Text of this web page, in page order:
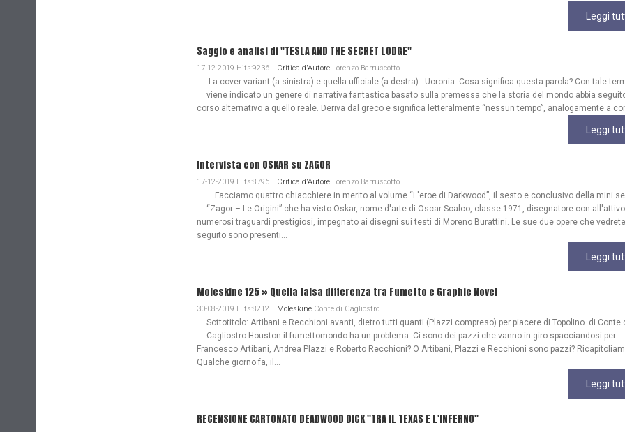
Leggi
Saggio e analisi di "TESLA AND THE SECRET LODGE"
17-12-2019 Hits:9236 Critica d'AutoreLorenzo Barruscotto
La cover variant (a sinistra) e quella ufficiale (a destra) Ucronia. Cosa significa questa parola? Con tale
viene indicato un genere di narrativa fantastica basato sulla premessa che la storia del mondo abbia
corso alternativo a quello reale. Deriva dal greco e significa letteralmente “nessun tempo”, analogamente a
Leggi
Intervista con OSKAR su ZAGOR
17-12-2019 Hits:8796 Critica d'AutoreLorenzo Barruscotto
Facciamo quattro chiacchiere in merito al volume “L'eroe di Darkwood”, il sesto e conclusivo della mini
“Zagor – Le Origini” che ha visto Oskar, nome d'arte di Oscar Scalco, classe 1971, disegnatore con all'attivo
numerosi traguardi prestigiosi, impegnato ai disegni sui testi di Moreno Burattini. Le sue due opere che
seguito sono presenti...
Leggi
Moleskine 125 » Quella falsa differenza tra Fumetto e Graphic Novel
30-08-2019 Hits:8212 MoleskineConte di Cagliostro
Sottotitolo: Artibani e Recchioni avanti, dietro tutti quanti (Plazzi compreso) per piacere di Topolino. di Conte
Cagliostro Houston il fumettomondo ha un problema. Ci sono dei pazzi che vanno in giro spacciandosi per
Francesco Artibani, Andrea Plazzi e Roberto Recchioni? O Artibani, Plazzi e Recchioni sono pazzi?
Qualche giorno fa, il...
Leggi
RECENSIONE CARTONATO DEADWOOD DICK "TRA IL TEXAS E L'INFERNO"